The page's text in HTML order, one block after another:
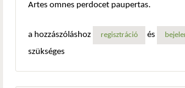
Artes omnes perdocet paupertas.
a hozzászóláshoz regisztráció és
szükséges